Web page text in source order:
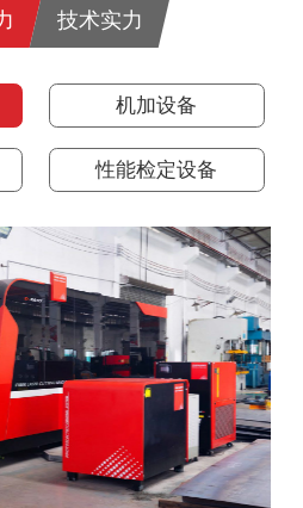
技术实力
机加设备
性能检定设备